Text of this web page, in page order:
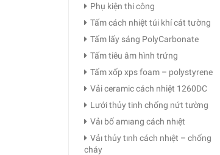
Phụ kiện thi công
Tấm cách nhiệt túi khí cát tường
Tấm lấy sáng PolyCarbonate
Tấm tiêu âm hình trứng
Tấm xốp xps foam – polystyrene
Vải ceramic cách nhiệt 1260DC
Lưới thủy tinh chống nứt tường
Vảı bố amıang cách nhıệt
Vảı thủy tınh cách nhıệt – chống
cháy